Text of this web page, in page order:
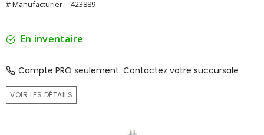
# Manufacturier : 423889
En inventaire
Compte PRO seulement. Contactez votre succursale
VOIR LES DÉTAILS